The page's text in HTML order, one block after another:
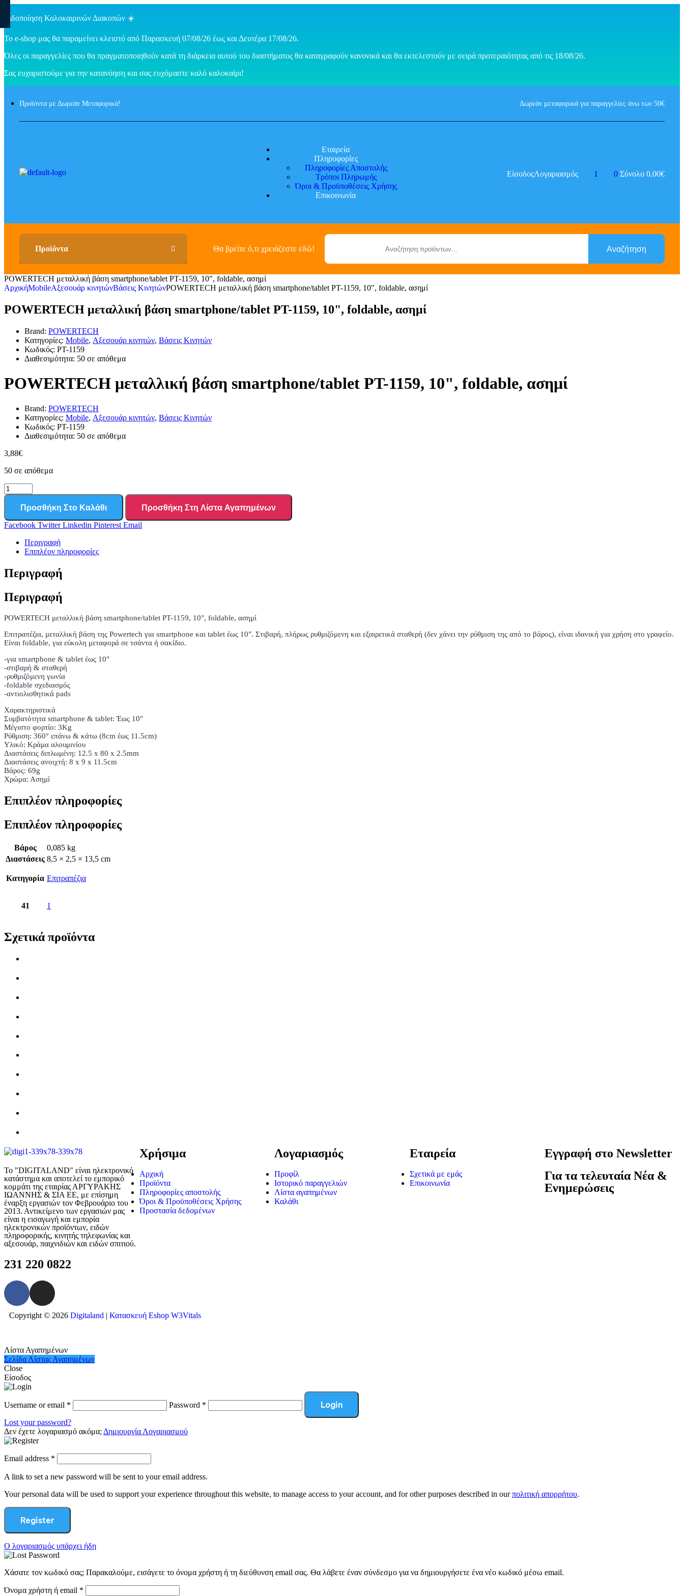
Ειδοποίηση Καλοκαιρινών Διακοπών ☀️
Το e-shop μας θα παραμείνει κλειστό από Παρασκευή 07/08/26 έως και Δευτέρα 17/08/26.
Όλες οι παραγγελίες που θα πραγματοποιηθούν κατά τη διάρκεια αυτού του διαστήματος θα καταγραφούν κανονικά και θα εκτελεστούν με σειρά προτεραιότητας από τις 18/08/26.
Σας ευχαριστούμε για την κατανόηση και σας ευχόμαστε καλό καλοκαίρι!
Προϊόντα με Δωρεάν Μεταφορικά! Δωρεάν μεταφορικά για παραγγελίες άνω των 50€
Εταιρεία
Πληροφορίες
Πληροφορίες Αποστολής
Τρόποι Πληρωμής
Όροι & Προϋποθέσεις Χρήσης
Επικοινωνία
ΕίσοδοςΛογαριασμός 1 0 Σύνολο 0,00€
Θα βρείτε ό,τι χρειάζεστε εδώ! Αναζήτηση
POWERTECH μεταλλική βάση smartphone/tablet PT-1159, 10", foldable, ασημί
ΑρχικήMobileΑξεσουάρ κινητώνΒάσεις ΚινητώνPOWERTECH μεταλλική βάση smartphone/tablet PT-1159, 10", foldable, ασημί
POWERTECH μεταλλική βάση smartphone/tablet PT-1159, 10", foldable, ασημί
Brand: POWERTECH
Κατηγορίες: Mobile, Αξεσουάρ κινητών, Βάσεις Κινητών
Κωδικός: PT-1159
Διαθεσιμότητα: 50 σε απόθεμα
POWERTECH μεταλλική βάση smartphone/tablet PT-1159, 10", foldable, ασημί
Brand: POWERTECH
Κατηγορίες: Mobile, Αξεσουάρ κινητών, Βάσεις Κινητών
Κωδικός: PT-1159
Διαθεσιμότητα: 50 σε απόθεμα
3,88€
50 σε απόθεμα
Προσθήκη Στο Καλάθι Προσθήκη Στη Λίστα Αγαπημένων
Facebook Twitter Linkedin Pinterest Email
Περιγραφή
Επιπλέον πληροφορίες
Περιγραφή
Περιγραφή
POWERTECH μεταλλική βάση smartphone/tablet PT-1159, 10", foldable, ασημί
Επιτραπέζια, μεταλλική βάση της Powertech για smartphone και tablet έως 10". Στιβαρή, πλήρως ρυθμιζόμενη και εξαιρετικά σταθερή (δεν χάνει την ρύθμιση της από το βάρος), είναι ιδανική για χρήση στο γραφείο.
Είναι foldable, για εύκολη μεταφορά σε τσάντα ή σακίδιο.
-για smartphone & tablet έως 10"
-στιβαρή & σταθερή
-ρυθμιζόμενη γωνία
-foldable σχεδιασμός
-αντιολισθητικά pads
Χαρακτηριστικά
Συμβατότητα smartphone & tablet: Έως 10"
Μέγιστο φορτίο: 3Kg
Ρύθμιση: 360° επάνω & κάτω (8cm έως 11.5cm)
Υλικό: Κράμα αλουμινίου
Διαστάσεις διπλωμένη: 12.5 x 80 x 2.5mm
Διαστάσεις ανοιχτή: 8 x 9 x 11.5cm
Βάρος: 69g
Χρώμα: Ασημί
Επιπλέον πληροφορίες
Επιπλέον πληροφορίες
Βάρος
0,085 kg
Διαστάσεις 8,5 × 2,5 × 13,5 cm
Κατηγορία Επιτραπέζια
41 1
Σχετικά προϊόντα
Το "DIGITALAND" είναι ηλεκτρονικό
κατάστημα και αποτελεί το εμπορικό
κομμάτι της εταιρίας ΑΡΓΥΡΑΚΗΣ
ΙΩΑΝΝΗΣ & ΣΙΑ ΕΕ, με επίσημη
έναρξη εργασιών τον Φεβρουάριο του
2013. Αντικείμενο των εργασιών μας
είναι η εισαγωγή και εμπορία
ηλεκτρονικών προϊόντων, ειδών
πληροφορικής, κινητής τηλεφωνίας και
αξεσουάρ, παιχνιδιών και ειδών σπιτιού.
231 220 0822
Χρήσιμα
Αρχική
Προϊόντα
Πληροφορίες αποστολής
Όροι & Προϋποθέσεις Χρήσης
Προστασία δεδομένων
Λογαριασμός
Προφίλ
Ιστορικό παραγγελιών
Λίστα αγαπημένων
Καλάθι
Εταιρεία
Σχετικά με εμάς
Επικοινωνία
Εγγραφή στο Newsletter
Για τα τελευταία Νέα &
Ενημερώσεις
Copyright © 2026 Digitaland | Κατασκευή Eshop W3Vitals
Λίστα Αγαπημένων
Σελίδα Λίστας Αγαπημένων
Close
Είσοδος
Username or email * Password * Login
Lost your password?
Δεν έχετε λογαριασμό ακόμα; Δημιουργία Λογαριασμού
Email address *
A link to set a new password will be sent to your email address.
Your personal data will be used to support your experience throughout this website, to manage access to your account, and for other purposes described in ourπολιτική απορρήτου.
Register
Ο λογαριασμός υπάρχει ήδη
Χάσατε τον κωδικό σας; Παρακαλούμε, εισάγετε το όνομα χρήστη ή τη διεύθυνση email σας. Θα λάβετε έναν σύνδεσμο για να δημιουργήσετε ένα νέο κωδικό μέσω email.
Όνομα χρήστη ή email *